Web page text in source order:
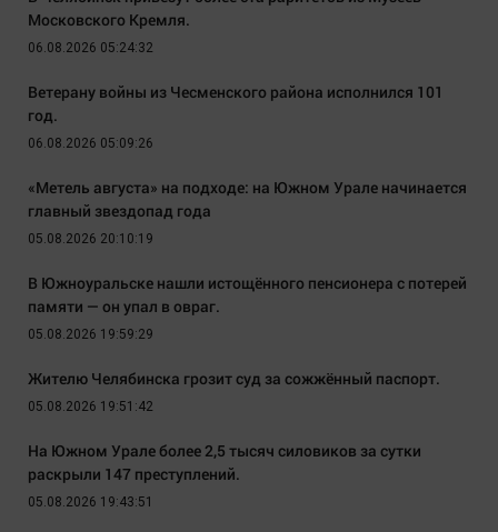
Московского Кремля.
06.08.2026 05:24:32
Ветерану войны из Чесменского района исполнился 101
год.
06.08.2026 05:09:26
«Метель августа» на подходе: на Южном Урале начинается
главный звездопад года
05.08.2026 20:10:19
В Южноуральске нашли истощённого пенсионера с потерей
памяти — он упал в овраг.
05.08.2026 19:59:29
Жителю Челябинска грозит суд за сожжённый паспорт.
05.08.2026 19:51:42
На Южном Урале более 2,5 тысяч силовиков за сутки
раскрыли 147 преступлений.
05.08.2026 19:43:51